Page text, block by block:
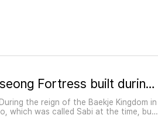
Ruins of Buyeo Naseong Fortress built during Baekje in the 6th century discovered
the reign of the Baekje Kingdom in
which was called Sabi at the time, built